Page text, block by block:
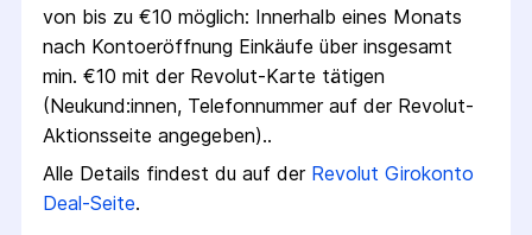
von bis zu €10 möglich: Innerhalb eines Monats
nach Konto­eröffnung Einkäufe über insgesamt
min. €10 mit der Revolut-Karte tätigen
(Neukund:innen, Telefon­nummer auf der Revolut-
Aktions­seite angegeben)..
Alle Details findest du auf der Revolut Girokonto
Deal-Seite.